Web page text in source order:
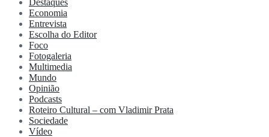
Economia
Entrevista
Escolha do Editor
Foco
Fotogaleria
Multimedia
Mundo
Opinião
Podcasts
Roteiro Cultural – com Vladimir Prata
Sociedade
Vídeo